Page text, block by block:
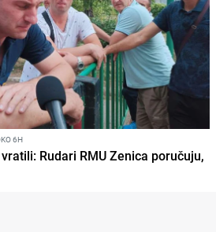
6H
Rudari RMU Zenica poručuju,